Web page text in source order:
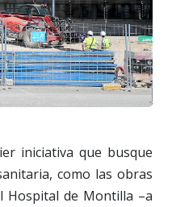
iniciativa que busque
como las obras
Hospital de Montilla –a